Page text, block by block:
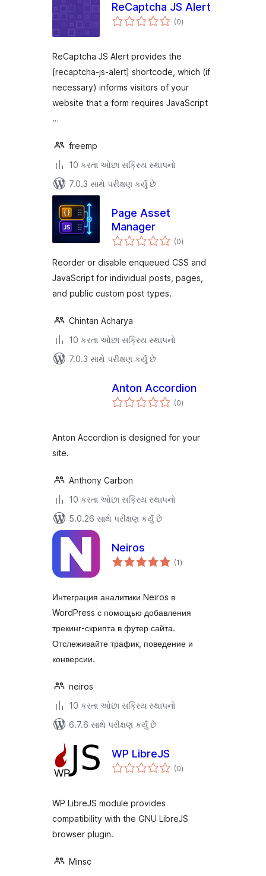
ReCaptcha JS Alert
(0કુલ
રેટિંગ્સ
)
ReCaptcha JS Alert provides the
[recaptcha-js-alert] shortcode, which (if
necessary) informs visitors of your
website that a form requires JavaScript
…
freemp
10 કરતા ઓછા સક્રિય સ્થાપનો
7.0.3 સાથે પરીક્ષણ કર્યું છે
Page Asset
Manager
(0કુલ
રેટિંગ્સ
)
Reorder or disable enqueued CSS and
JavaScript for individual posts, pages,
and public custom post types.
Chintan Acharya
10 કરતા ઓછા સક્રિય સ્થાપનો
7.0.3 સાથે પરીક્ષણ કર્યું છે
Anton Accordion
(0કુલ
રેટિંગ્સ
)
Anton Accordion is designed for your
site.
Anthony Carbon
10 કરતા ઓછા સક્રિય સ્થાપનો
5.0.26 સાથે પરીક્ષણ કર્યું છે
Neiros
(1કુલ
રેટિંગ્સ
)
Интеграция аналитики Neiros в
WordPress с помощью добавления
трекинг-скрипта в футер сайта.
Отслеживайте трафик, поведение и
конверсии.
neiros
10 કરતા ઓછા સક્રિય સ્થાપનો
6.7.6 સાથે પરીક્ષણ કર્યું છે
WP LibreJS
(0કુલ
રેટિંગ્સ
)
WP LibreJS module provides
compatibility with the GNU LibreJS
browser plugin.
Minsc